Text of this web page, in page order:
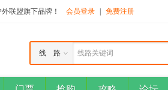
联盟旗下品牌！ 会员登录 免费注册
线路关键词
线 路